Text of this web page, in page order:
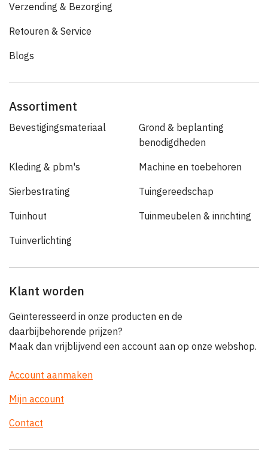
Verzending & Bezorging
Retouren & Service
Blogs
Assortiment
Bevestigingsmateriaal
Grond & beplanting
benodigdheden
Kleding & pbm's Machine en toebehoren
Sierbestrating Tuingereedschap
Tuinhout Tuinmeubelen & inrichting
Tuinverlichting
Klant worden
Geïnteresseerd in onze producten en de
daarbijbehorende prijzen?
Maak dan vrijblijvend een account aan op onze webshop.
Account aanmaken
Mijn account
Contact